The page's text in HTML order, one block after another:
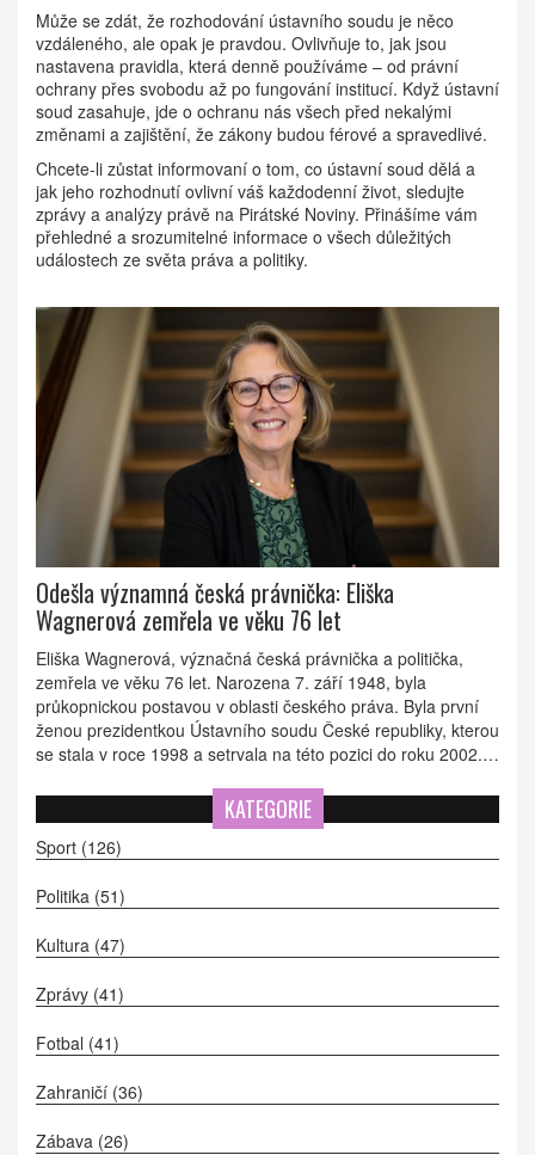
Může se zdát, že rozhodování ústavního soudu je něco
vzdáleného, ale opak je pravdou. Ovlivňuje to, jak jsou
nastavena pravidla, která denně používáme – od právní
ochrany přes svobodu až po fungování institucí. Když ústavní
soud zasahuje, jde o ochranu nás všech před nekalými
změnami a zajištění, že zákony budou férové a spravedlivé.
Chcete-li zůstat informovaní o tom, co ústavní soud dělá a
jak jeho rozhodnutí ovlivní váš každodenní život, sledujte
zprávy a analýzy právě na Pirátské Noviny. Přinášíme vám
přehledné a srozumitelné informace o všech důležitých
událostech ze světa práva a politiky.
Odešla významná česká právnička: Eliška
Wagnerová zemřela ve věku 76 let
Eliška Wagnerová, význačná česká právnička a politička,
zemřela ve věku 76 let. Narozena 7. září 1948, byla
průkopnickou postavou v oblasti českého práva. Byla první
ženou prezidentkou Ústavního soudu České republiky, kterou
se stala v roce 1998 a setrvala na této pozici do roku 2002.
prezidentkou Ústavního soudu a tuto funkci zastávala do
roku 2012.
KATEGORIE
Sport (126)
Politika (51)
Kultura (47)
Zprávy (41)
Fotbal (41)
Zahraničí (36)
Zábava (26)